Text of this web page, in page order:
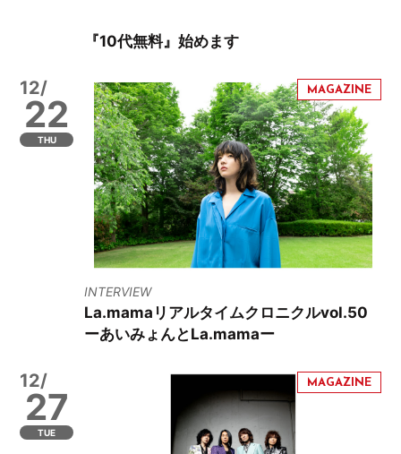
『10代無料』始めます
12/
22
THU
INTERVIEW
La.mamaリアルタイムクロニクルvol.50
ーあいみょんとLa.mamaー
12/
27
TUE